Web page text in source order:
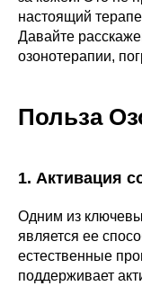
настоящий
Давайте
озонотерапии,
Польза
1. Активация
Одним из
является ее
естественные
поддерживает